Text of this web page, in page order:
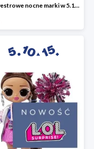
Sylwestrowe nocne marki w 5.10.15 do -70%